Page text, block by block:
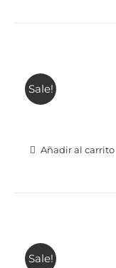
Sale!
Añadir al carrito
Sale!